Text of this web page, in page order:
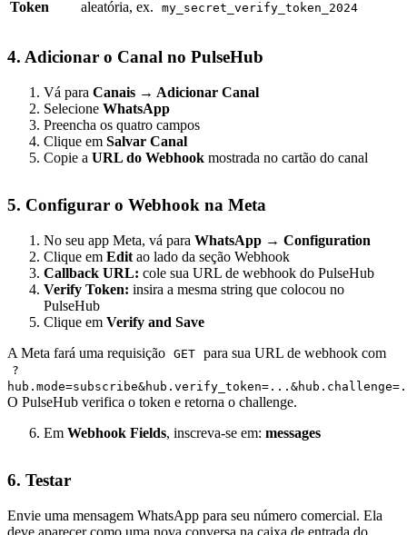
Token
aleatória, ex.
my_secret_verify_token_2024
4. Adicionar o Canal no PulseHub
Vá para Canais → Adicionar Canal
Selecione WhatsApp
Preencha os quatro campos
Clique em Salvar Canal
Copie a URL do Webhook mostrada no cartão do canal
5. Configurar o Webhook na Meta
No seu app Meta, vá para WhatsApp → Configuration
Clique em Edit ao lado da seção Webhook
Callback URL: cole sua URL de webhook do PulseHub
Verify Token: insira a mesma string que colocou no
PulseHub
Clique em Verify and Save
A Meta fará uma requisição
GET para sua URL de webhook com
?
O PulseHub verifica o token e retorna o challenge.
Em Webhook Fields, inscreva-se em: messages
6. Testar
Envie uma mensagem WhatsApp para seu número comercial. Ela